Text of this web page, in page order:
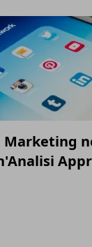
Marketing